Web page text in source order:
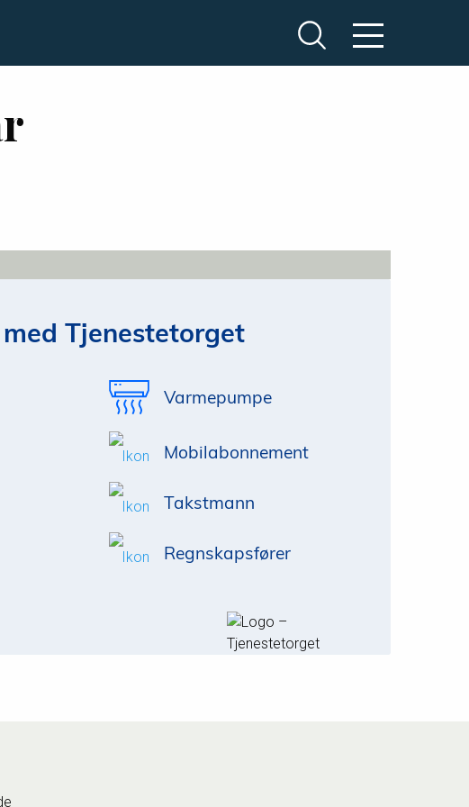
Tjenestetorget
Varmepumpe
Mobilabonnement
Takstmann
Regnskapsfører